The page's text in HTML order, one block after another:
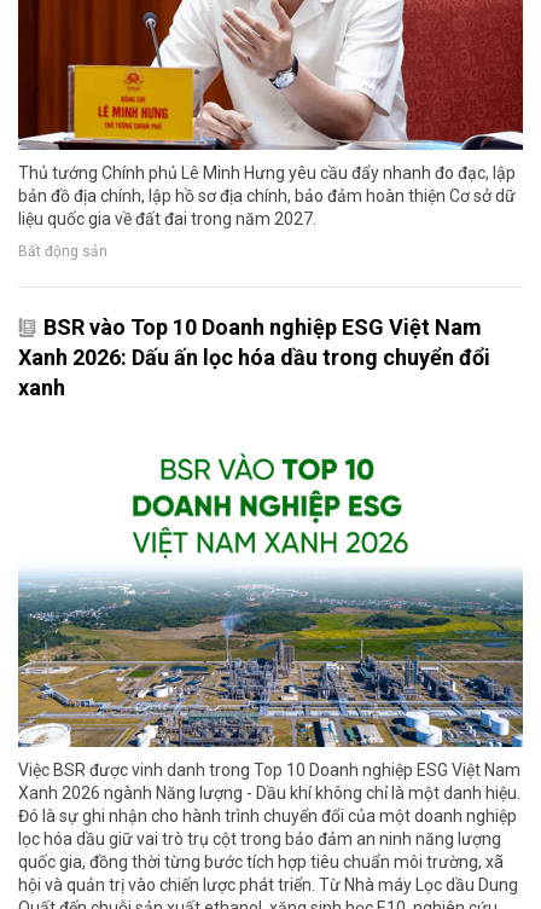
Thủ tướng Chính phủ Lê Minh Hưng yêu cầu đẩy nhanh đo đạc, lập
bản đồ địa chính, lập hồ sơ địa chính, bảo đảm hoàn thiện Cơ sở dữ
liệu quốc gia về đất đai trong năm 2027.
Bất động sản
BSR vào Top 10 Doanh nghiệp ESG Việt Nam
Xanh 2026: Dấu ấn lọc hóa dầu trong chuyển đổi
xanh
Việc BSR được vinh danh trong Top 10 Doanh nghiệp ESG Việt Nam
Xanh 2026 ngành Năng lượng - Dầu khí không chỉ là một danh hiệu.
Đó là sự ghi nhận cho hành trình chuyển đổi của một doanh nghiệp
lọc hóa dầu giữ vai trò trụ cột trong bảo đảm an ninh năng lượng
quốc gia, đồng thời từng bước tích hợp tiêu chuẩn môi trường, xã
hội và quản trị vào chiến lược phát triển. Từ Nhà máy Lọc dầu Dung